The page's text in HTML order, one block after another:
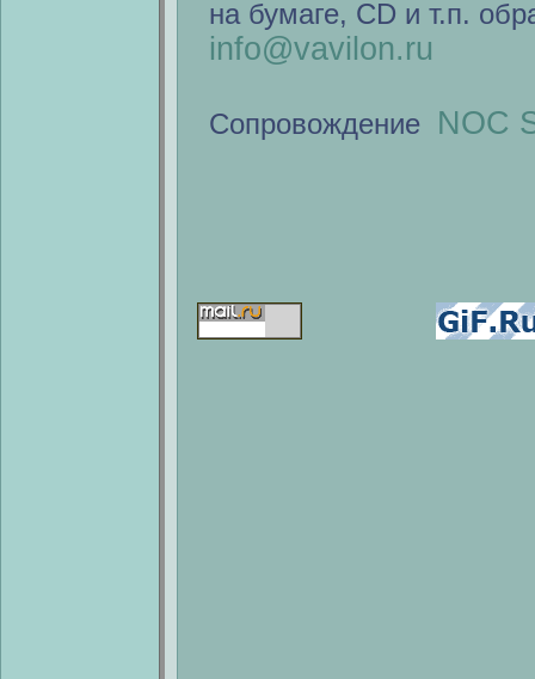
на бумаге, CD и т.п.
info@vavilon.ru
Сопровождение NOC